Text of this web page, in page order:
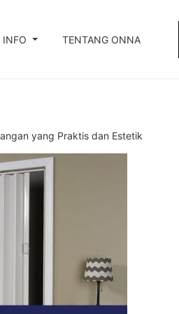
INFO TENTANG ONNA
yang Praktis dan Estetik